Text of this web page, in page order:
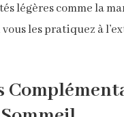
légères comme la
les pratiquez à